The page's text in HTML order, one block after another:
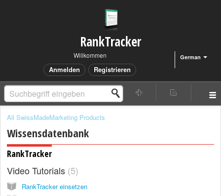
RankTracker
German
Willkommen
Anmelden Registrieren
All SwissMadeMarketing Products
Wissensdatenbank
RankTracker
Video Tutorials 5
RankTracker einsetzen